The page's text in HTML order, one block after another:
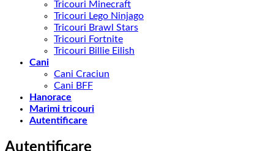
Tricouri Minecraft
Tricouri Lego Ninjago
Tricouri Brawl Stars
Tricouri Fortnite
Tricouri Billie Eilish
Cani
Cani Craciun
Cani BFF
Hanorace
Marimi tricouri
Autentificare
Autentificare